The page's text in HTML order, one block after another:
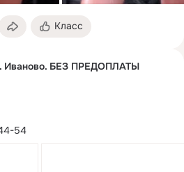
Класс
Иваново. БЕЗ ПРЕДОПЛАТЫ
54